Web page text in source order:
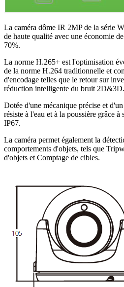
La caméra dôme IR 2MP de la série
de haute qualité avec une économie
70%.
La norme H.265+ est l'optimisation
de la norme H.264 traditionnelle et
d'encodage telles que le retour sur
réduction intelligente du bruit 2D&3D.
Dotée d'une mécanique précise et
résiste à l'eau et à la poussière grâce
IP67.
La caméra permet également la
comportements d'objets, tels que
d'objets et Comptage de cibles.